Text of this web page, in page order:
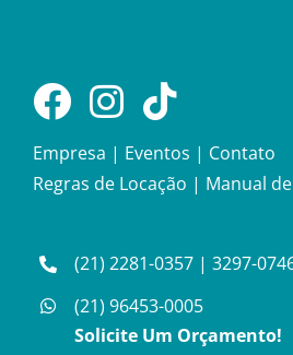
Empresa | Eventos | Contato
Regras de Locação | Manual
(21) 2281-0357 |3297-
(21) 96453-0005
Solicite Um Orçamento!